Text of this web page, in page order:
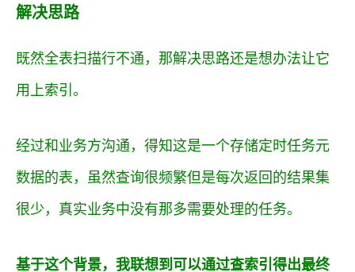
解决思路
既然全表扫描行不通，那解决思路还是想办法让它
用上索引。
经过和业务方沟通，得知这是一个存储定时任务元
数据的表，虽然查询很频繁但是每次返回的结果集
很少，真实业务中没有那多需要处理的任务。
基于这个背景，我联想到可以通过查索引得出最终